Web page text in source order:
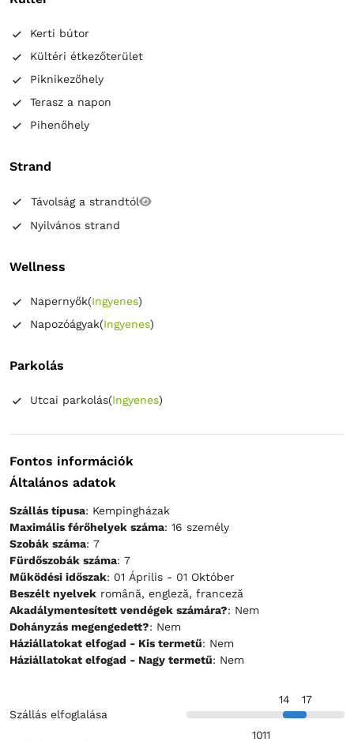
Kerti bútor
Kültéri étkezőterület
Piknikezőhely
Terasz a napon
Pihenőhely
Strand
Távolság a strandtól
Nyilvános strand
Wellness
Napernyők(Ingyenes)
Napozóágyak(Ingyenes)
Parkolás
Utcai parkolás(Ingyenes)
Fontos információk
Általános adatok
Szállás típusa: Kempingházak
Maximális férőhelyek száma: 16 személy
Szobák száma: 7
Fürdőszobák száma: 7
Működési időszak
: 01 Április - 01 Október
Beszélt nyelvek română, engleză, franceză
Akadálymentesített vendégek számára?
: Nem
Dohányzás megengedett?
: Nem
Háziállatokat elfogad - Kis termetű
: Nem
Háziállatokat elfogad - Nagy termetű
: Nem
Szállás elfoglalása
14 17
1011